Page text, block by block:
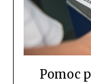
Pomoc